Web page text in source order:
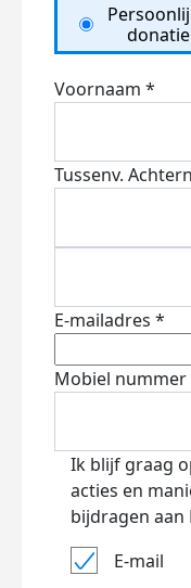
donatie
Voornaam *
Tussenv.
E-mailadres *
Mobiel nummer
Ik blijf graag
acties en
bijdragen aan
E-mail